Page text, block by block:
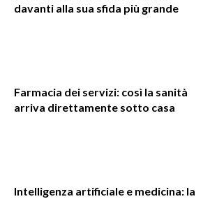
davanti alla sua sfida più grande
Farmacia dei servizi: così la sanità
arriva direttamente sotto casa
Intelligenza artificiale e medicina: la